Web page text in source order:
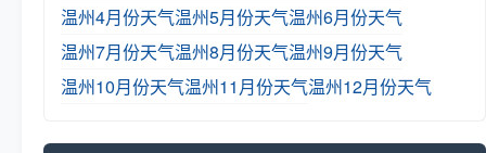
温州4月份天气温州5月份天气温州6月份天气
温州7月份天气温州8月份天气温州9月份天气
温州10月份天气温州11月份天气温州12月份天气